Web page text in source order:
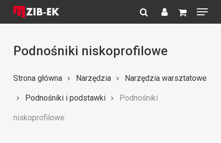
Skip
content
searchaccount
Menu
Podnośniki niskoprofilowe
Strona główna Narzędzia Narzędzia warsztatowe
Podnośniki i podstawki Podnośniki
niskoprofilowe